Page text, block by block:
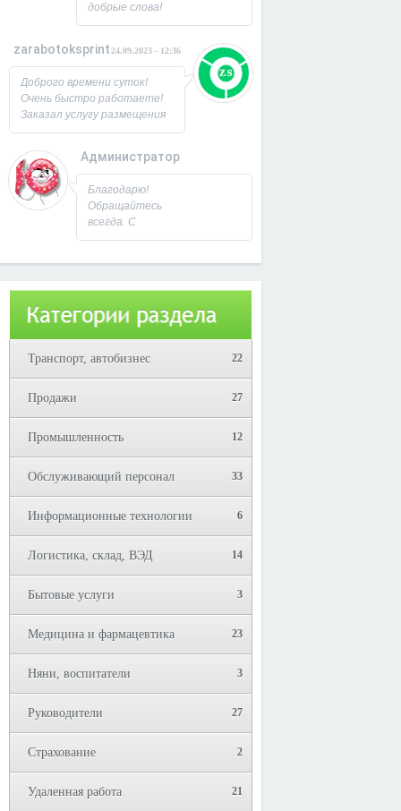
добрые слова!
Всегда рад
пользователям.
просим!
Заходите ещё. С
Уважением,
Юрий!
zarabotoksprint 24.09.2023 - 12:36
Доброго времени суток!
Очень быстро работаете!
Заказал услугу размещения
объявления на 60 досок, за
исполнили! Большое
спасибо!
Администратор
22.09.2023 - 09:19
Благодарю!
Обращайтесь
всегда. С
Уважением,
Транспорт, автобизнес 22
Продажи 27
Промышленность 12
Обслуживающий персонал 33
Информационные технологии 6
Логистика, склад, ВЭД 14
Бытовые услуги 3
Медицина и фармацевтика 23
Няни, воспитатели 3
Руководители 27
Страхование 2
Удаленная работа 21